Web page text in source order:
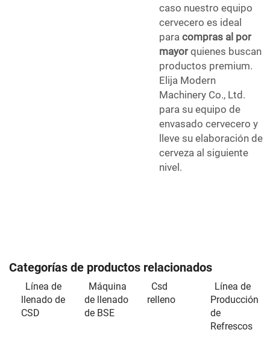
caso nuestro equipo
cervecero es ideal
para compras al por
mayorquienes buscan
productos premium.
Elija Modern
Machinery Co., Ltd.
para su equipo de
envasado cervecero y
lleve su elaboración de
cerveza al siguiente
nivel.
Categorías de productos relacionados
Línea de
llenado de
CSD
Máquina
de llenado
de BSE
Csd
relleno
Línea de
Producción
de
Refrescos